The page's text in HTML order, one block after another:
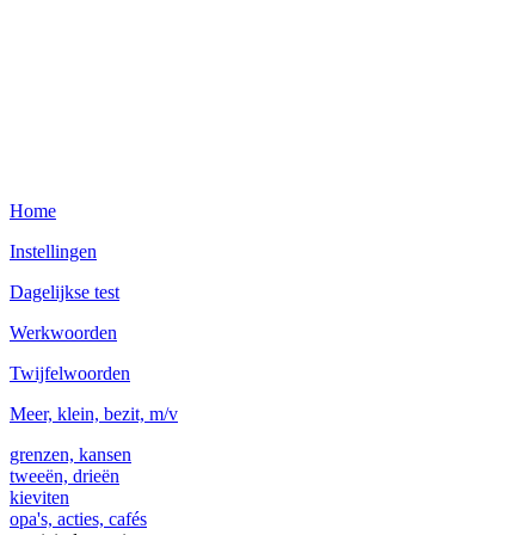
Home
Instellingen
Dagelijkse test
Werkwoorden
Twijfelwoorden
Meer, klein, bezit, m/v
grenzen, kansen
tweeën, drieën
kieviten
opa's, acties, cafés